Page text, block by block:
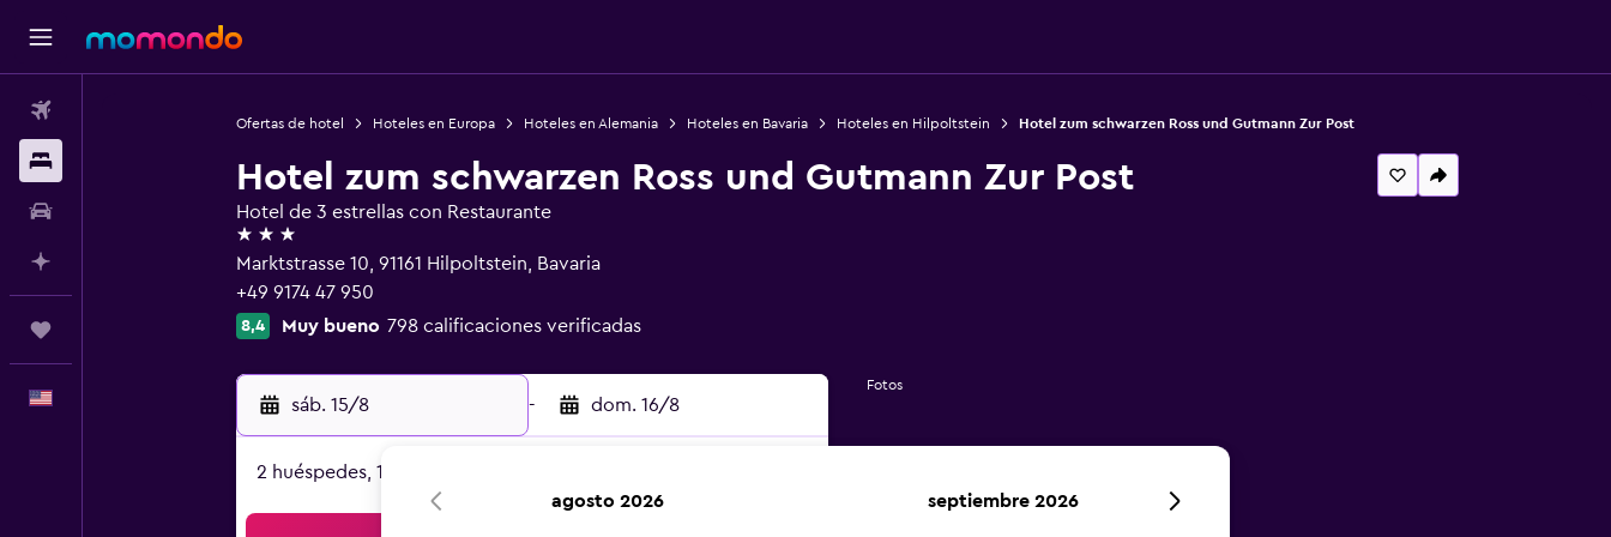
Ofertas de hotel Hoteles en Europa Hoteles en Alemania Hoteles en Bavaria Hoteles en Hilpoltstein Hotel zum schwarzen Ross und Gutmann Zur Post
Hotel zum schwarzen Ross und Gutmann Zur Post
Hotel de 3 estrellas con Restaurante
3 estrellas
Marktstrasse 10, 91161 Hilpoltstein, Bavaria
+49 9174 47 950
8,4 Muy bueno 798 calificaciones verificadas
sáb. 15/8 - dom. 16/8
2 huéspedes, 1 habitación
Fotos
agosto 2026 septiembre 2026